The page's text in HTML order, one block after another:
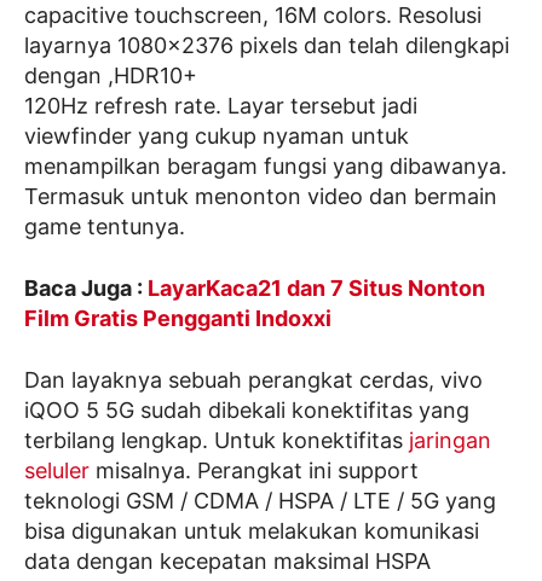
capacitive touchscreen, 16M colors. Resolusi
layarnya 1080×2376 pixels dan telah dilengkapi
dengan ,HDR10+
120Hz refresh rate. Layar tersebut jadi
viewfinder yang cukup nyaman untuk
menampilkan beragam fungsi yang dibawanya.
Termasuk untuk menonton video dan bermain
game tentunya.
Baca Juga : LayarKaca21 dan 7 Situs Nonton
Film Gratis Pengganti Indoxxi
Dan layaknya sebuah perangkat cerdas, vivo
iQOO 5 5G sudah dibekali konektifitas yang
terbilang lengkap. Untuk konektifitas jaringan
seluler misalnya. Perangkat ini support
teknologi GSM / CDMA / HSPA / LTE / 5G yang
bisa digunakan untuk melakukan komunikasi
data dengan kecepatan maksimal HSPA